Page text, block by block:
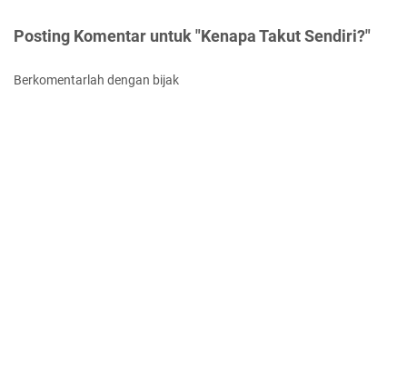
Posting Komentar untuk "Kenapa Takut Sendiri?"
Berkomentarlah dengan bijak